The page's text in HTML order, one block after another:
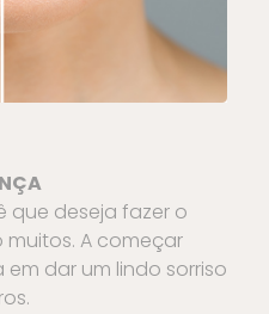
que deseja fazer o
A começar
dar um lindo sorriso